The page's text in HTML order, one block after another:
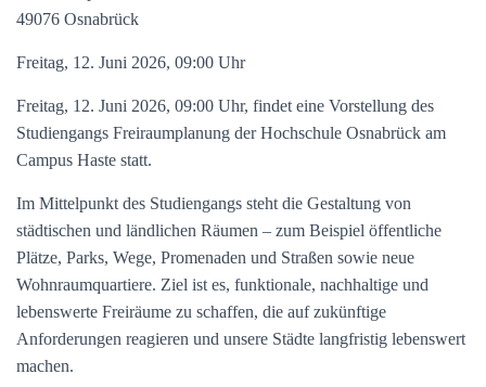
49076 Osnabrück
Freitag, 12. Juni 2026, 09:00 Uhr
Freitag, 12. Juni 2026, 09:00 Uhr, findet eine Vorstellung des
Studiengangs Freiraumplanung der Hochschule Osnabrück am
Campus Haste statt.
Im Mittelpunkt des Studiengangs steht die Gestaltung von
städtischen und ländlichen Räumen – zum Beispiel öffentliche
Plätze, Parks, Wege, Promenaden und Straßen sowie neue
Wohnraumquartiere. Ziel ist es, funktionale, nachhaltige und
lebenswerte Freiräume zu schaffen, die auf zukünftige
Anforderungen reagieren und unsere Städte langfristig lebenswert
machen.